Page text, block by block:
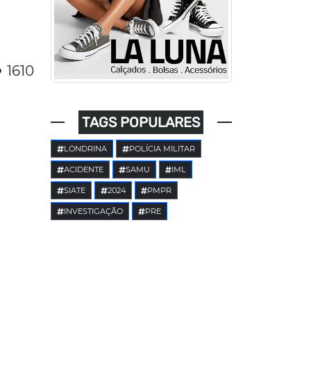
1610
TAGS POPULARES
LONDRINA POLÍCIA MILITAR
ACIDENTE SAMU IML
SIATE 2024 PMPR
INVESTIGAÇÃO PRE